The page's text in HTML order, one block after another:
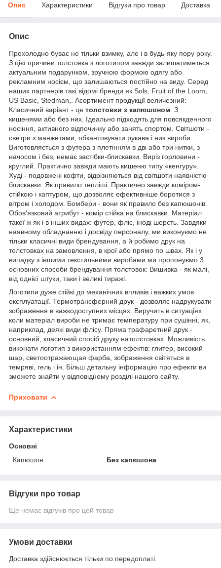
Опис Характеристики Відгуки про товар Доставка
Опис
Прохолодно буває не тільки взимку, але і в будь-яку пору року.
З цієї причини толстовка з логотипом завжди залишатиметься
актуальним подарунком, зручною формою одягу або
рекламним носієм, що залишаються постійно на виду. Серед
наших партнерів такі відомі бренди як Sols, Fruit of the Loom,
US Basic, Stedman,. Асортимент продукції величезний:
Класичний варіант - це толстовки з капюшоном . З
кишенями або без них. Ідеально підходять для повсякденного
носіння, активного відпочинку або занять спортом. Світшоти -
светри з манжетами, обкантовувати рукава і низ вироби.
Виготовляється з футера з плетінням в дві або три нитки, з
начосом і без, немає застібки-блискавки. Виріз горловини -
круглий. Практично завжди мають кишеню типу «кенгуру».
Худі - подовжені кофти, відрізняються від світшоти наявністю
блискавки. Як правило тепліші. Практично завжди коміром-
стійкою і каптуром, що дозволяє ефективніше боротися з
вітром і холодом. Бомбери - вони як правило без капюшонів.
Обов'язковий атрибут - комір стійка на блискавки. Матеріал
такої ж як і в інших видах: футер, фліс, іноді шерсть. Завдяки
наявному обладнанню і досвіду персоналу, ми виконуємо не
тільки класичні види брендування, а й робимо друк на
толстовках на замовлення, в крої або прямо по швах. Як і у
випадку з іншими текстильними виробами ми пропонуємо 3
основних способи брендування толстовок: Вишивка - як малі,
від однієї штуки, таки і великі тиражі.
Логотипи дуже стійкі до механічних впливів і важких умов
експлуатації. Термотрансферний друк - дозволяє надрукувати
зображення в важкодоступних місцях. Виручить в ситуаціях
коли матеріал вироби не тримає температуру при сушінні, як,
наприклад, деякі види флісу. Пряма трафаретний друк -
основний, класичний спосіб друку натолстовках. Можливість
виконати логотип з використанням ефектів: глитер, високий
шар, светоотражающая фарба, зображення світяться в
темряві, гель і ін. Більш детальну інформацію про ефекти ви
зможете знайти у відповідному розділі нашого сайту.
Приховати
Характеристики
Основні
Капюшон
Без капюшона
Відгуки про товар
Ще немає відгуків про цей товар
Умови доставки
Доставка здійснюється тільки по передоплаті.